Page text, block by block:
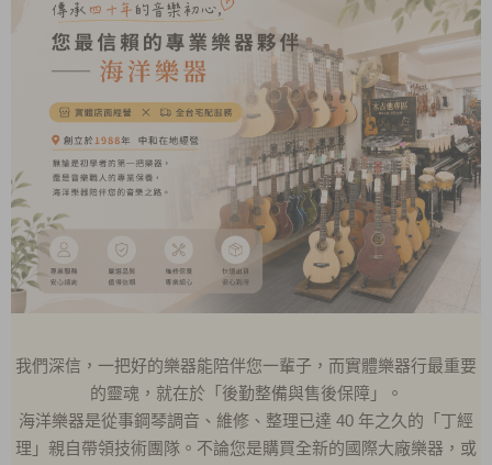
暑假限定!購買指定款吉他免費送攜帶式吉他架!
專業鋼琴到府調音、保養服務~ 歡迎來電預約!
我們深信，一把好的樂器能陪伴您一輩子，而實體樂器行最重要
的靈魂，就在於「後勤整備與售後保障」。
海洋樂器是從事鋼琴調音、維修、整理已達 40 年之久的「丁經
理」親自帶領技術團隊。不論您是購買全新的國際大廠樂器，或